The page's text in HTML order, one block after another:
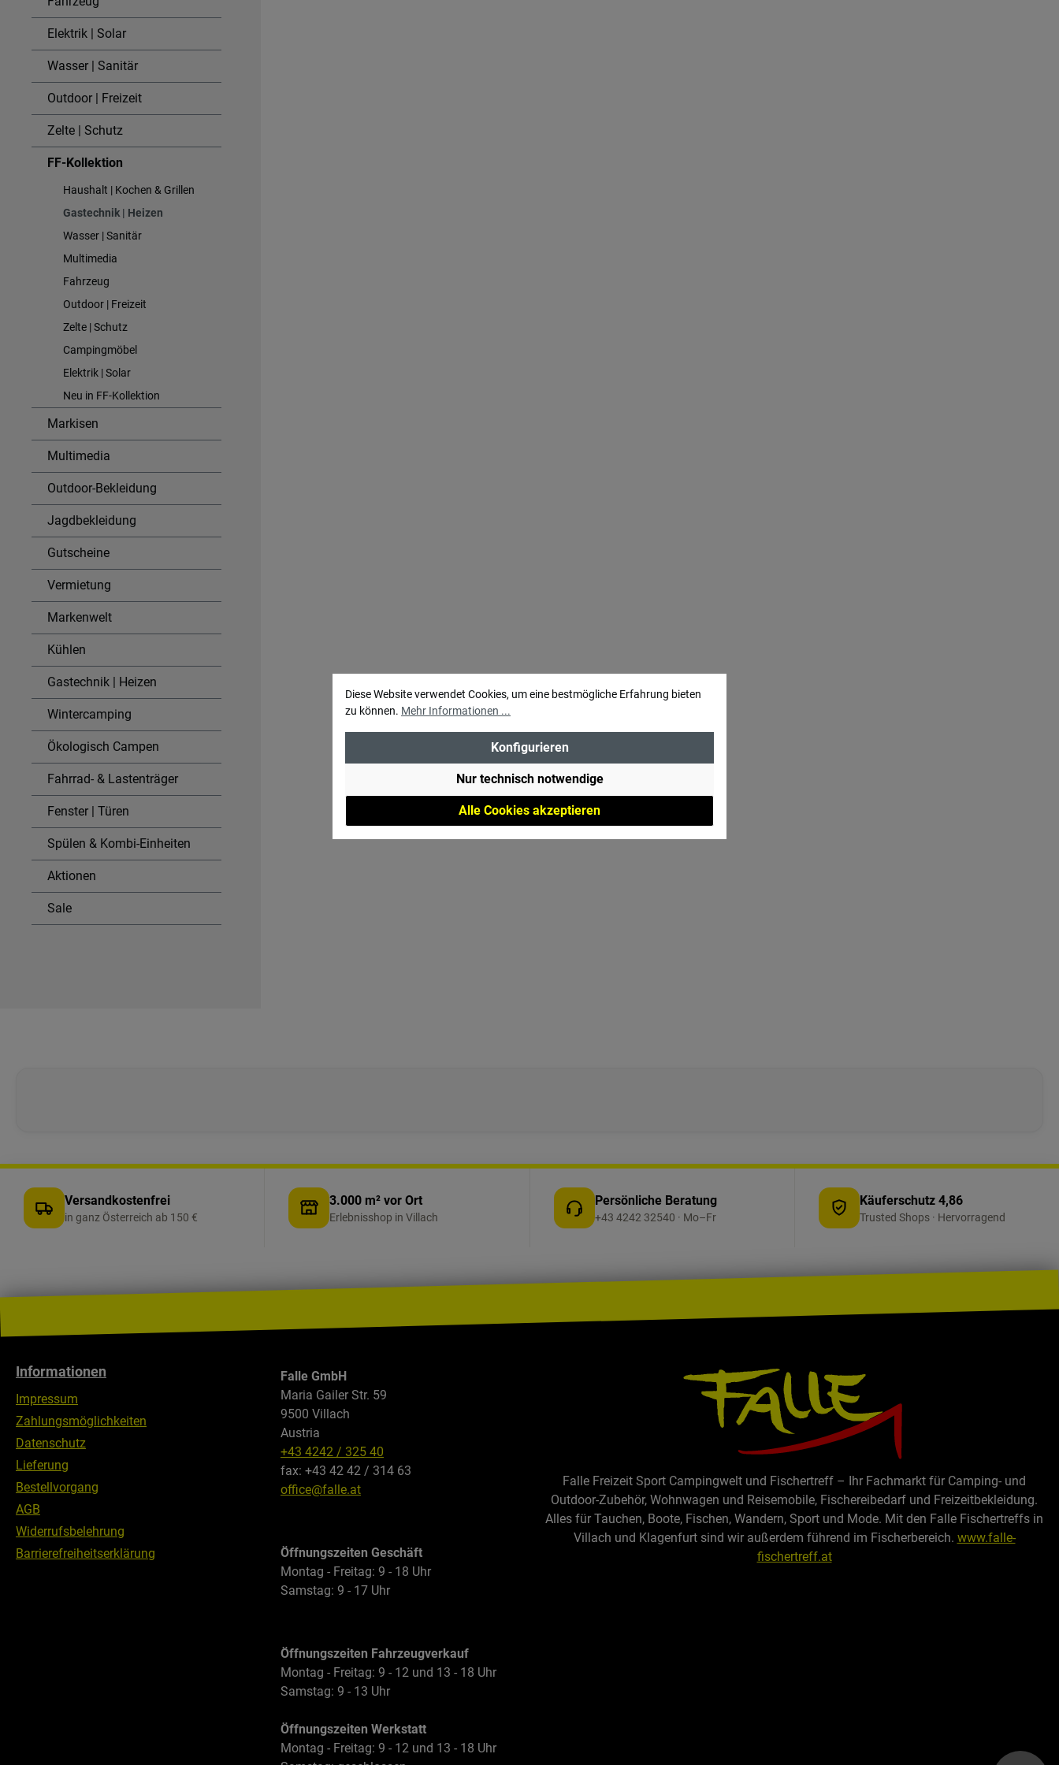
Diese Website verwendet Cookies, um eine bestmögliche Erfahrung bieten
zu können. Mehr Informationen ...
Alle Cookies akzeptieren
Nur technisch notwendige
Konfigurieren
Elektrik | Solar
Wasser | Sanitär
Outdoor | Freizeit
Zelte | Schutz
FF-Kollektion
Haushalt | Kochen & Grillen
Gastechnik | Heizen
Wasser | Sanitär
Multimedia
Fahrzeug
Outdoor | Freizeit
Zelte | Schutz
Campingmöbel
Elektrik | Solar
Neu in FF-Kollektion
Markisen
Multimedia
Outdoor-Bekleidung
Jagdbekleidung
Gutscheine
Vermietung
Markenwelt
Kühlen
Gastechnik | Heizen
Wintercamping
Ökologisch Campen
Fahrrad- & Lastenträger
Fenster | Türen
Spülen & Kombi-Einheiten
Aktionen
Sale
Versandkostenfrei
in ganz Österreich ab 150 €
3.000 m² vor Ort
Erlebnisshop in Villach
Persönliche Beratung
+43 4242 32540 · Mo–Fr
Käuferschutz 4,86
Trusted Shops · Hervorragend
Falle GmbH
Maria Gailer Str. 59
9500 Villach
Austria
+43 4242 / 325 40
fax: +43 42 42 / 314 63
office@falle.at
Öffnungszeiten Geschäft
Montag - Freitag: 9 - 18 Uhr
Samstag: 9 - 17 Uhr
Öffnungszeiten Fahrzeugverkauf
Montag - Freitag: 9 - 12 und 13 - 18 Uhr
Samstag: 9 - 13 Uhr
Öffnungszeiten Werkstatt
Montag - Freitag: 9 - 12 und 13 - 18 Uhr
Informationen
Impressum
Zahlungsmöglichkeiten
Datenschutz
Lieferung
Bestellvorgang
AGB
Widerrufsbelehrung
Barrierefreiheitserklärung
Falle Freizeit Sport Campingwelt und Fischertreff – Ihr Fachmarkt für Camping- und
Outdoor-Zubehör, Wohnwagen und Reisemobile, Fischereibedarf und Freizeitbekleidung.
Alles für Tauchen, Boote, Fischen, Wandern, Sport und Mode. Mit den Falle Fischertreffs in
Villach und Klagenfurt sind wir außerdem führend im Fischerbereich. www.falle-
fischertreff.at